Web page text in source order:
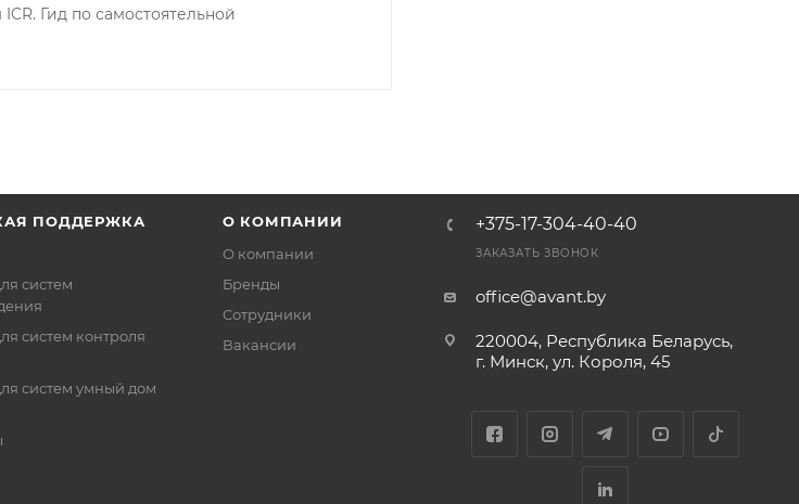
Гид по самостоятельной
ПОДДЕРЖКА
систем
систем контроля
систем умный дом
О КОМПАНИИ
О компании
Бренды
Сотрудники
Вакансии
+375-17-304-40-40
ЗАКАЗАТЬ ЗВОНОК
office@avant.by
220004, Республика Беларусь,
г. Минск, ул. Короля, 45